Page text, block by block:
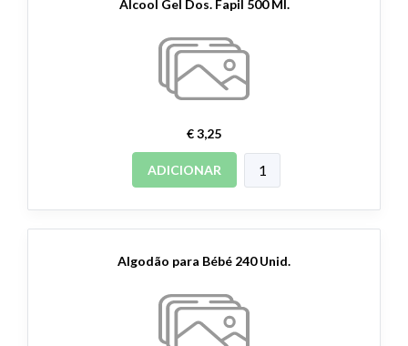
Álcool Gel Dos. Fapil 500 Ml.
€ 3,25
ADICIONAR
Algodão para Bébé 240 Unid.